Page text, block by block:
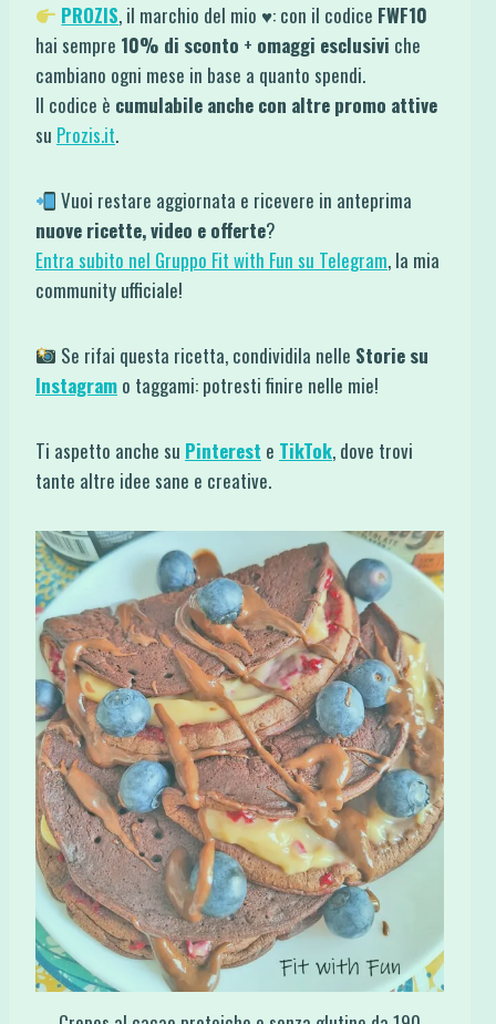
PROZIS, il marchio del mio ♥: con il codice FWF10
hai sempre 10% di sconto + omaggi esclusivi che
cambiano ogni mese in base a quanto spendi.
Il codice è cumulabile anche con altre promo attive
su Prozis.it.
Vuoi restare aggiornata e ricevere in anteprima
nuove ricette, video e offerte?
Entra subito nel Gruppo Fit with Fun su Telegram, la mia
community ufficiale!
Se rifai questa ricetta, condividila nelle Storie su
Instagram o taggami: potresti finire nelle mie!
Ti aspetto anche su Pinterest e TikTok, dove trovi
tante altre idee sane e creative.